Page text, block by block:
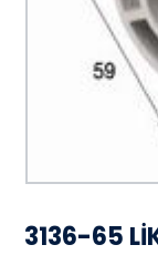
3136-65